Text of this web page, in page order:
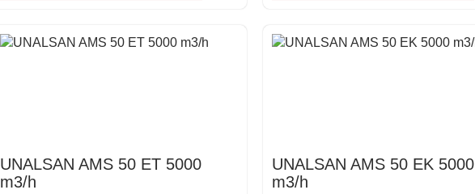
UNALSAN AMS 50 ET 5000
m3/h
UNALSAN AMS 50 EK 5000
m3/h